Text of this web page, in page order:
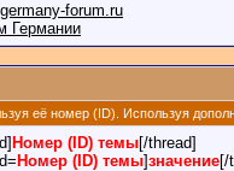
forum.ru
Германии
её номер (ID). Используя
Номер (ID) темы[/thread]
Номер (ID) темы]значение[/